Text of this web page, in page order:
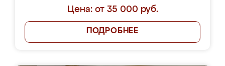
Цена: от 35 000 руб.
ПОДРОБНЕЕ